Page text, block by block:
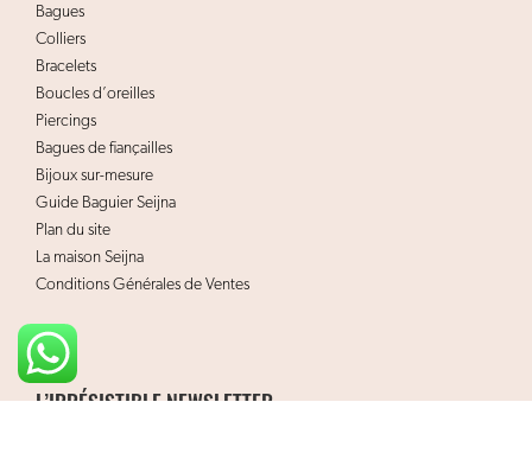
Bagues
Colliers
Bracelets
Boucles d’oreilles
Piercings
Bagues de fiançailles
Bijoux sur-mesure
Guide Baguier Seijna
Plan du site
La maison Seijna
Conditions Générales de Ventes
L’IRRÉSISTIBLE NEWSLETTER